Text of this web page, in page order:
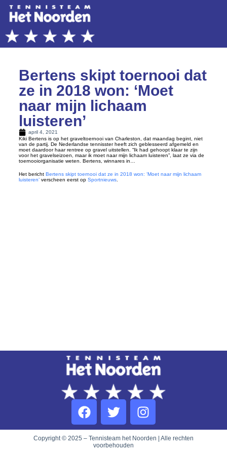
Bertens skipt toernooi dat
ze in 2018 won: ‘Moet
naar mijn lichaam
luisteren’
april 4, 2021
Kiki Bertens is op het graveltoernooi van Charleston, dat maandag begint, niet
van de partij. De Nederlandse tennisster heeft zich geblesseerd afgemeld en
moet daardoor haar rentree op gravel uitstellen. “Ik had gehoopt klaar te zijn
voor het gravelseizoen, maar ik moet naar mijn lichaam luisteren”, laat ze via de
toernooiorganisatie weten. Bertens, winnares in…
Het bericht Bertens skipt toernooi dat ze in 2018 won: ‘Moet naar mijn lichaam
luisteren’verscheen eerst op Sportnieuws.
Copyright © 2025 – Tennisteam het Noorden | Alle rechten
voorbehouden